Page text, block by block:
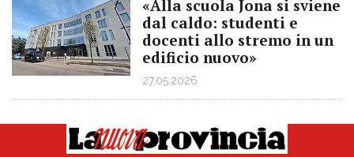
«Alla scuola Jona si sviene
dal caldo: studenti e
docenti allo stremo in un
edificio nuovo»
27.05.2026